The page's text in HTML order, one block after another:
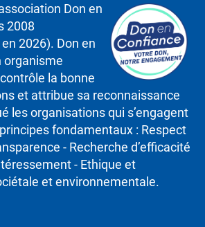
Don en
2008
2026). Don en
organisme
la bonne
et attribue sa reconnaissance
les organisations qui s’engagent
fondamentaux : Respect
- Recherche d’efficacité
- Ethique et
et environnementale.